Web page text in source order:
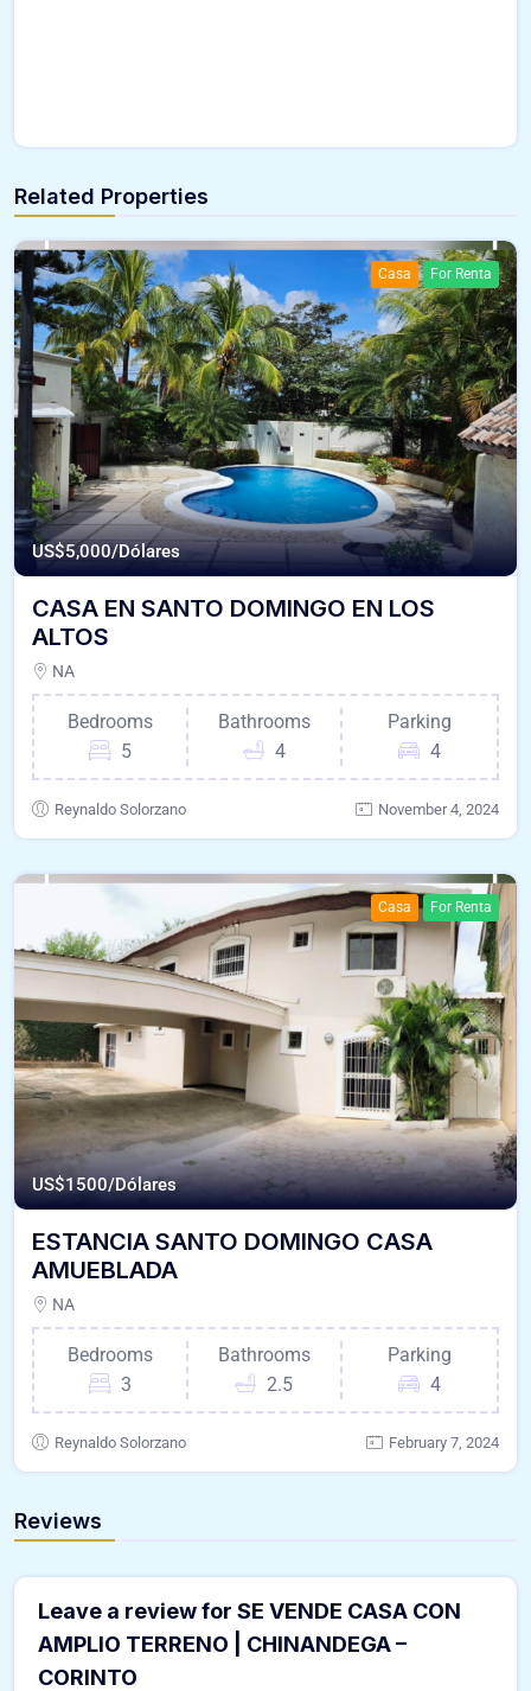
Related Properties
Casa For Renta
US$5,000/Dólares
CASA EN SANTO DOMINGO EN LOS
ALTOS
NA
Bedrooms
5
Bathrooms
4
Parking
4
Reynaldo Solorzano November 4, 2024
Casa For Renta
US$1500/Dólares
ESTANCIA SANTO DOMINGO CASA
AMUEBLADA
NA
Bedrooms
3
Bathrooms
2.5
Parking
4
Reynaldo Solorzano February 7, 2024
Reviews
Leave a review for SE VENDE CASA CON
AMPLIO TERRENO | CHINANDEGA –
CORINTO